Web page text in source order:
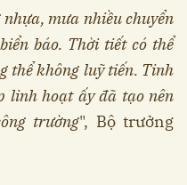
mưa nhiều chuyển
báo. Thời tiết có thể
thể không luỹ tiến. Tinh
linh hoạt ấy đã tạo nên
trường", Bộ trưởng